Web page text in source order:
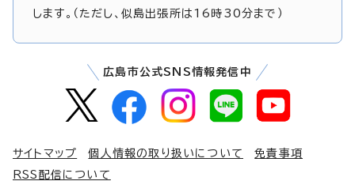
します。（ただし、似島出張所は16時30分まで）
広島市公式SNS情報発信中
サイトマップ 個人情報の取り扱いについて
免責事項
RSS配信について